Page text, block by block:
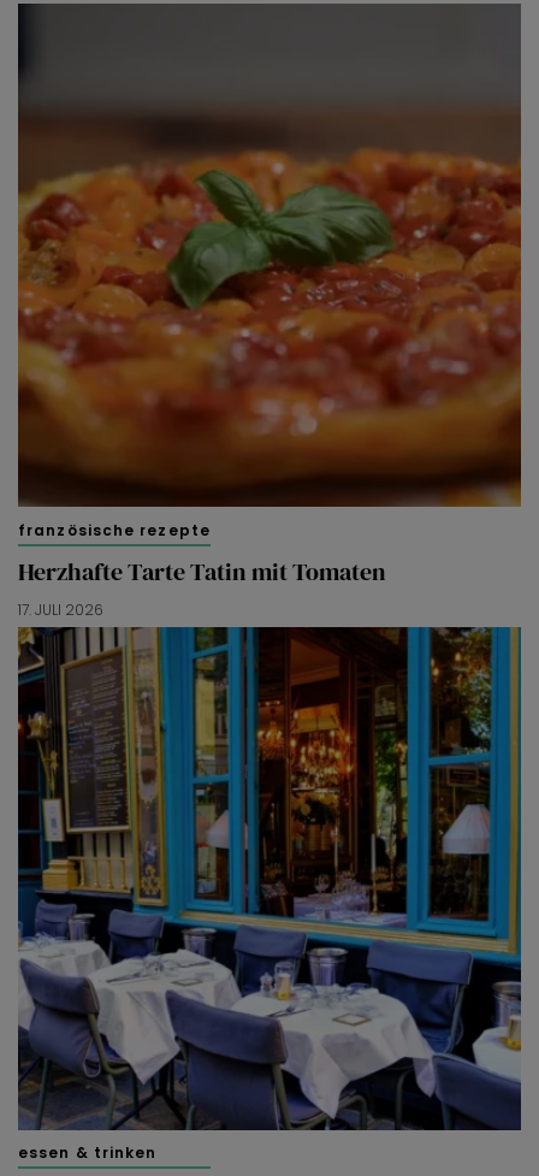
französische rezepte
Herzhafte Tarte Tatin mit Tomaten
17. JULI 2026
essen & trinken